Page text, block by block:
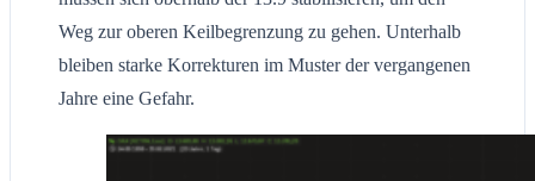
Weg zur oberen Keilbegrenzung zu gehen. Unterhalb
bleiben starke Korrekturen im Muster der vergangenen
Jahre eine Gefahr.